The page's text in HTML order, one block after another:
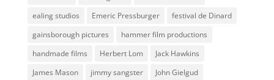
ealing studios
Emeric Pressburger
festival de Dinard
gainsborough pictures
hammer film productions
handmade films
Herbert Lom
Jack Hawkins
James Mason
jimmy sangster
John Gielgud